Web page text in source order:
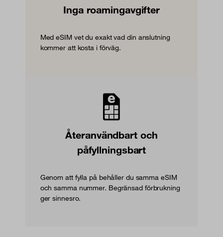
Inga roamingavgifter
Med eSIM vet du exakt vad din anslutning
kommer att kosta i förväg.
Återanvändbart och
påfyllningsbart
Genom att fylla på behåller du samma eSIM
och samma nummer. Begränsad förbrukning
ger sinnesro.